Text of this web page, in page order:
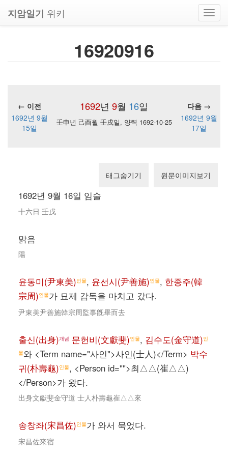
지암일기 위키
16920916
1692년 9월 16일
← 이전
다음 →
1692년 9월
15일
壬申년 己酉월 壬戌일, 양력 1692-10-25
1692년 9월
17일
태그숨기기 원문이미지보기
1692년 9월 16일 임술
十六日 壬戌
맑음
陽
윤동미(尹東美)인물, 윤선시(尹善施)인물, 한종주(韓
宗周)인물가 묘제 감독을 마치고 갔다.
尹東美尹善施韓宗周監事旣畢而去
출신(出身)개념 문헌비(文獻斐)인물, 김수도(金守道)인
물와 <Term name="사인">사인(士人)</Term> 박수
귀(朴壽龜)인물, <Person id="">최△△(崔△△)
</Person>가 왔다.
出身文獻斐金守道 士人朴壽龜崔△△來
송창좌(宋昌佐)인물가 와서 묵었다.
宋昌佐來宿